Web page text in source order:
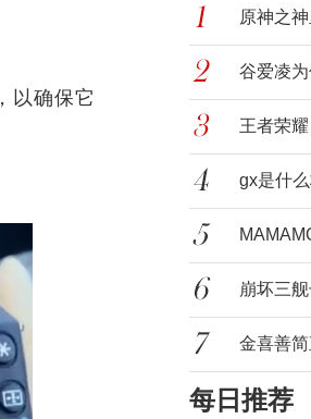
以确保它
原神之
梗，神
谷爱凌
是外
王者荣
㢨貂
gx是什
的意
BLACK
崩坏三
讲的
金喜善
能穿
每日推荐